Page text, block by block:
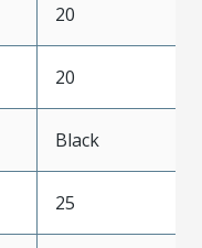
20
20
Black
25